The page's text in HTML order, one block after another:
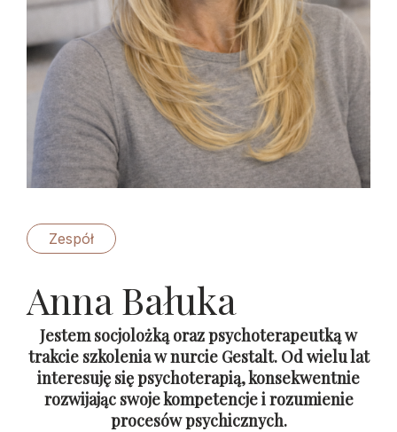
Zespół
Anna Bałuka
Jestem socjolożką oraz psychoterapeutką w
trakcie szkolenia w nurcie Gestalt. Od wielu lat
interesuję się psychoterapią, konsekwentnie
rozwijając swoje kompetencje i rozumienie
procesów psychicznych.